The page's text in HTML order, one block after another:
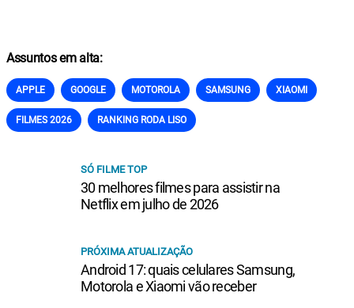
Assuntos em alta:
APPLE GOOGLE MOTOROLA SAMSUNG XIAOMI
FILMES 2026 RANKING RODA LISO
SÓ FILME TOP
30 melhores filmes para assistir na
Netflix em julho de 2026
PRÓXIMA ATUALIZAÇÃO
Android 17: quais celulares Samsung,
Motorola e Xiaomi vão receber